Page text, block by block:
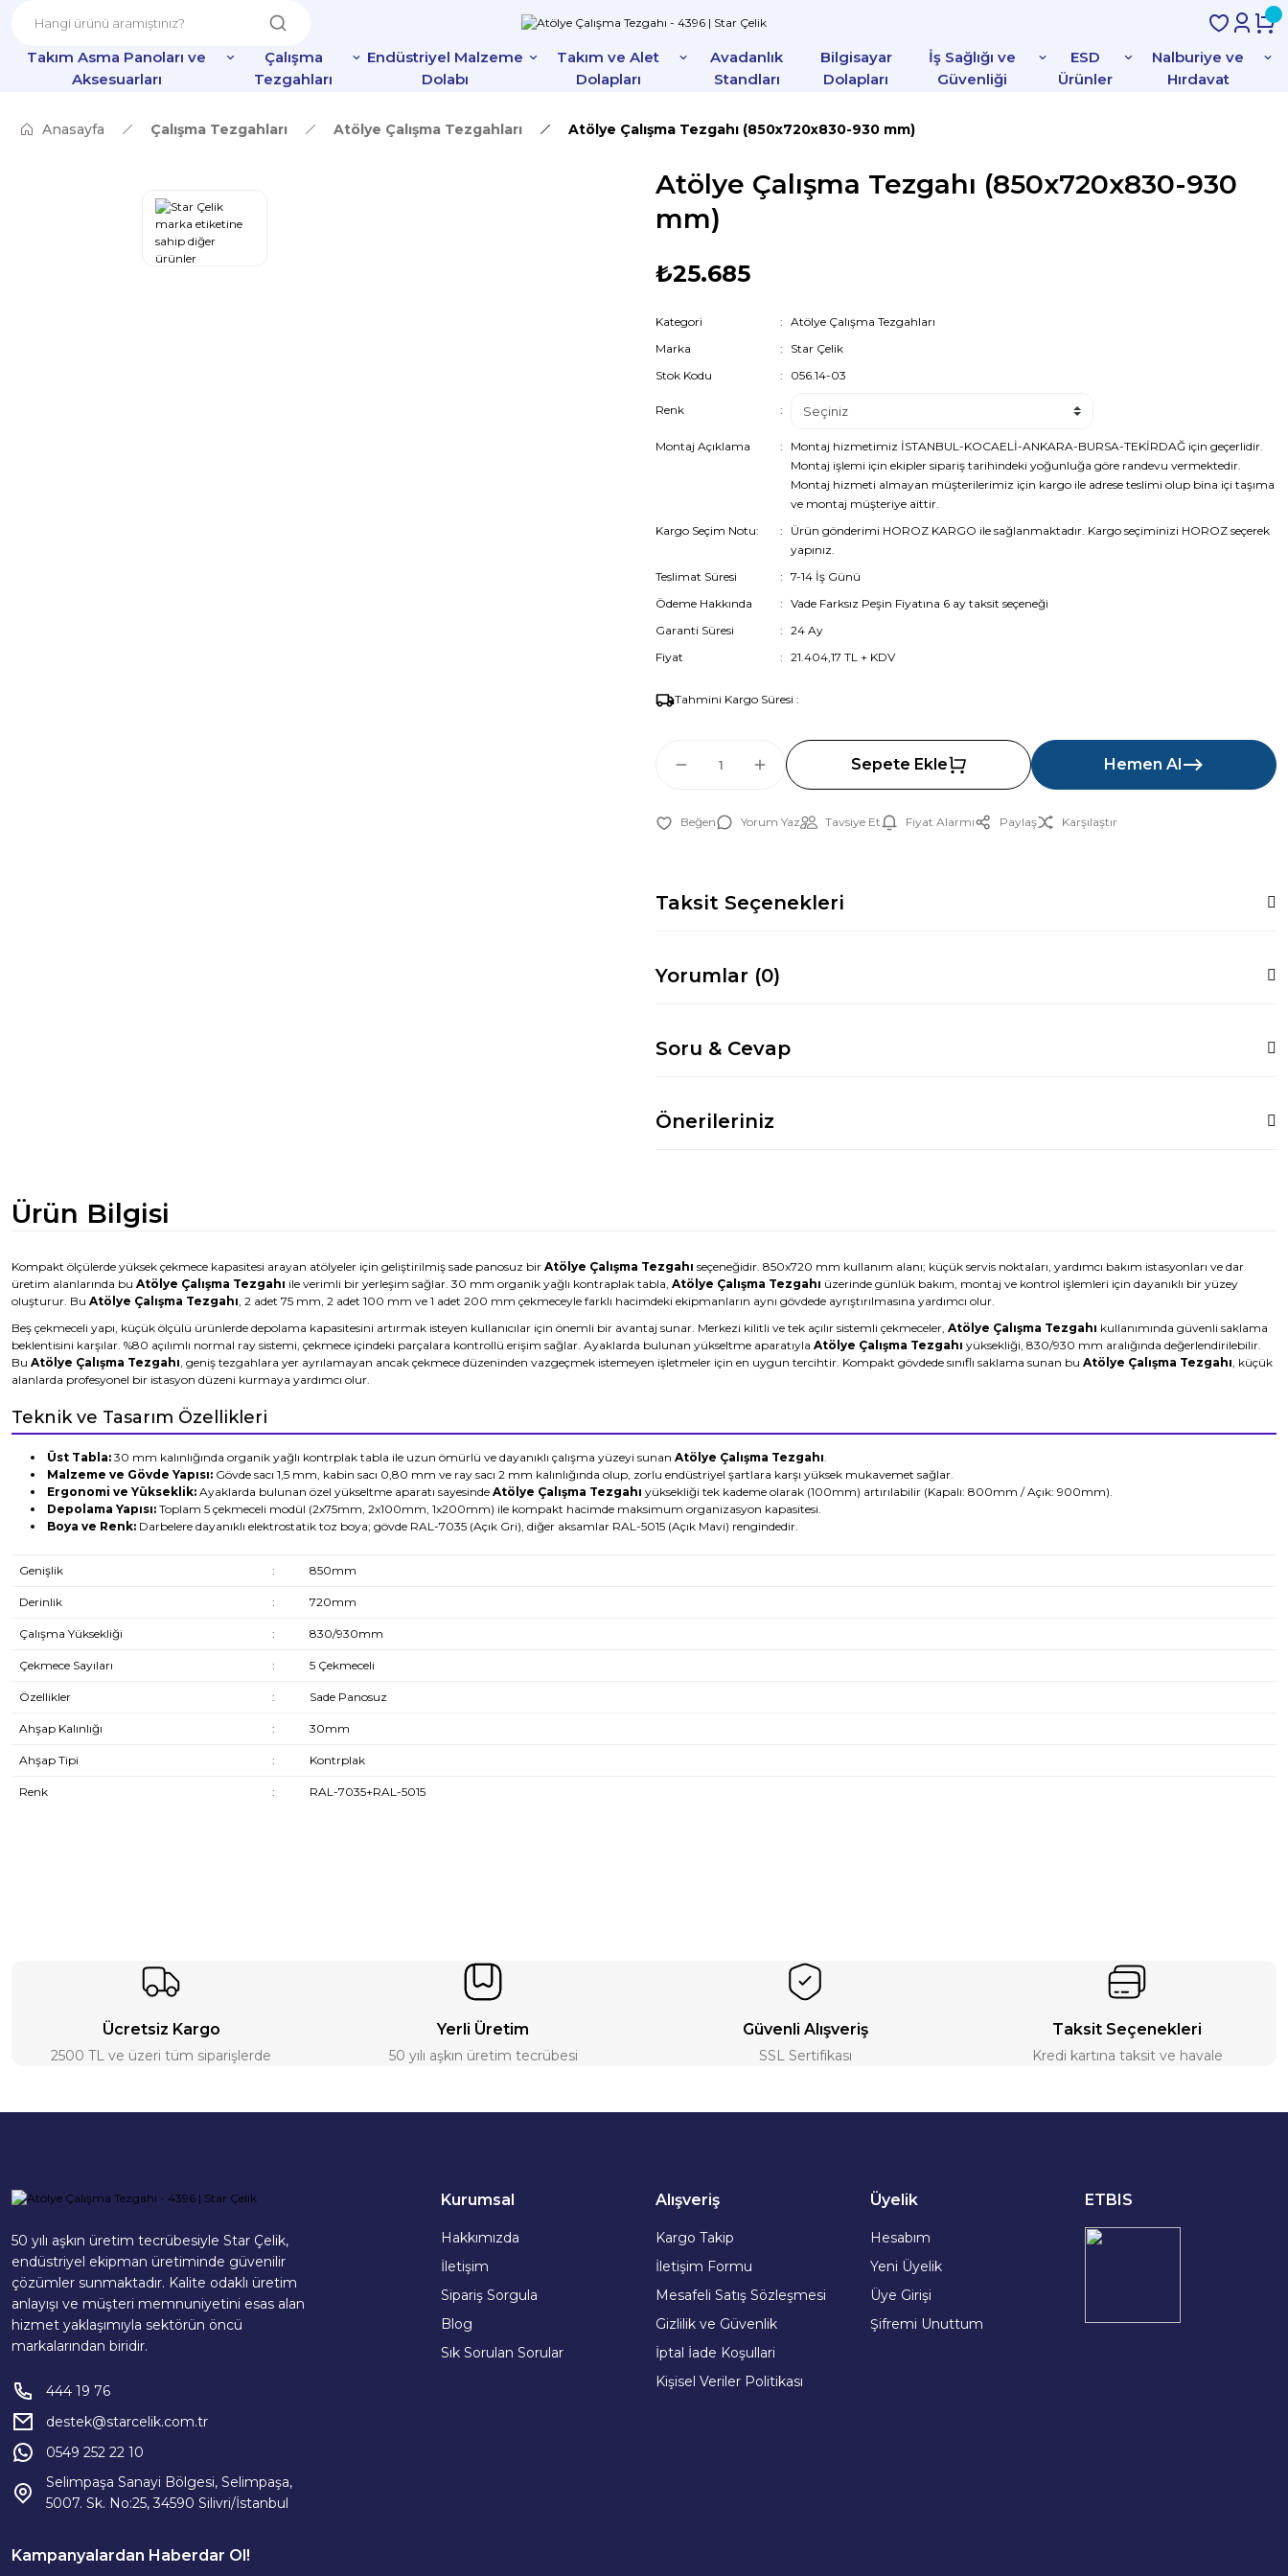
Takım Asma Panoları ve
Aksesuarları
Çalışma
Tezgahları
Endüstriyel Malzeme
Dolabı
Takım ve Alet
Dolapları
Avadanlık
Standları
Bilgisayar
Dolapları
İş Sağlığı ve
Güvenliği
ESD
Ürünler
Nalburiye ve
Hırdavat
Anasayfa Çalışma Tezgahları Atölye Çalışma Tezgahları Atölye Çalışma Tezgahı (850x720x830-930 mm)
Atölye Çalışma Tezgahı (850x720x830-930
mm)
₺25.685
Kategori
Atölye Çalışma Tezgahları
Marka
Star Çelik
Stok Kodu
056.14-03
Renk
Montaj Açıklama
Montaj hizmetimiz İSTANBUL-KOCAELİ-ANKARA-BURSA-TEKİRDAĞ için geçerlidir.
Montaj işlemi için ekipler sipariş tarihindeki yoğunluğa göre randevu vermektedir.
Montaj hizmeti almayan müşterilerimiz için kargo ile adrese teslimi olup bina içi taşıma
ve montaj müşteriye aittir.
Kargo Seçim Notu:
Ürün gönderimi HOROZ KARGO ile sağlanmaktadır. Kargo seçiminizi HOROZ seçerek
yapınız.
Teslimat Süresi
7-14 İş Günü
Ödeme Hakkında
Vade Farksız Peşin Fiyatına 6 ay taksit seçeneği
Garanti Süresi
24 Ay
Fiyat
21.404,17 TL + KDV
Tahmini Kargo Süresi :
Sepete Ekle Hemen Al
Yorum Yaz Tavsiye Et Fiyat Alarmı Paylaş Karşılaştır
Taksit Seçenekleri
Yorumlar (0)
Soru & Cevap
Önerileriniz
Ürün Bilgisi
Kompakt ölçülerde yüksek çekmece kapasitesi arayan atölyeler için geliştirilmiş sade panosuz bir Atölye Çalışma Tezgahı seçeneğidir. 850x720 mm kullanım alanı; küçük servis noktaları, yardımcı bakım istasyonları ve dar
üretim alanlarında bu Atölye Çalışma Tezgahı ile verimli bir yerleşim sağlar. 30 mm organik yağlı kontraplak tabla, Atölye Çalışma Tezgahı üzerinde günlük bakım, montaj ve kontrol işlemleri için dayanıklı bir yüzey
oluşturur. Bu Atölye Çalışma Tezgahı, 2 adet 75 mm, 2 adet 100 mm ve 1 adet 200 mm çekmeceyle farklı hacimdeki ekipmanların aynı gövdede ayrıştırılmasına yardımcı olur.
Beş çekmeceli yapı, küçük ölçülü ürünlerde depolama kapasitesini artırmak isteyen kullanıcılar için önemli bir avantaj sunar. Merkezi kilitli ve tek açılır sistemli çekmeceler, Atölye Çalışma Tezgahı kullanımında güvenli saklama
beklentisini karşılar. %80 açılımlı normal ray sistemi, çekmece içindeki parçalara kontrollü erişim sağlar. Ayaklarda bulunan yükseltme aparatıyla Atölye Çalışma Tezgahı yüksekliği, 830/930 mm aralığında değerlendirilebilir.
Bu Atölye Çalışma Tezgahı, geniş tezgahlara yer ayrılamayan ancak çekmece düzeninden vazgeçmek istemeyen işletmeler için en uygun tercihtir. Kompakt gövdede sınıflı saklama sunan bu Atölye Çalışma Tezgahı, küçük
alanlarda profesyonel bir istasyon düzeni kurmaya yardımcı olur.
Teknik ve Tasarım Özellikleri
Üst Tabla: 30 mm kalınlığında organik yağlı kontrplak tabla ile uzun ömürlü ve dayanıklı çalışma yüzeyi sunan Atölye Çalışma Tezgahı.
Malzeme ve Gövde Yapısı: Gövde sacı 1,5 mm, kabin sacı 0,80 mm ve ray sacı 2 mm kalınlığında olup, zorlu endüstriyel şartlara karşı yüksek mukavemet sağlar.
Ergonomi ve Yükseklik: Ayaklarda bulunan özel yükseltme aparatı sayesinde Atölye Çalışma Tezgahı yüksekliği tek kademe olarak (100mm) artırılabilir (Kapalı: 800mm / Açık: 900mm).
Depolama Yapısı: Toplam 5 çekmeceli modül (2x75mm, 2x100mm, 1x200mm) ile kompakt hacimde maksimum organizasyon kapasitesi.
Boya ve Renk: Darbelere dayanıklı elektrostatik toz boya; gövde RAL-7035 (Açık Gri), diğer aksamlar RAL-5015 (Açık Mavi) rengindedir.
Genişlik : 850mm
Derinlik : 720mm
Çalışma Yüksekliği : 830/930mm
Çekmece Sayıları : 5 Çekmeceli
Özellikler : Sade Panosuz
Ahşap Kalınlığı : 30mm
Ahşap Tipi : Kontrplak
Renk : RAL-7035+RAL-5015
Ücretsiz Kargo
2500 TL ve üzeri tüm siparişlerde
Yerli Üretim
50 yılı aşkın üretim tecrübesi
Güvenli Alışveriş
SSL Sertifikası
Taksit Seçenekleri
Kredi kartına taksit ve havale
50 yılı aşkın üretim tecrübesiyle Star Çelik,
endüstriyel ekipman üretiminde güvenilir
çözümler sunmaktadır. Kalite odaklı üretim
anlayışı ve müşteri memnuniyetini esas alan
hizmet yaklaşımıyla sektörün öncü
markalarından biridir.
444 19 76
destek@starcelik.com.tr
0549 252 22 10
Selimpaşa Sanayi Bölgesi, Selimpaşa,
5007. Sk. No:25, 34590 Silivri/İstanbul
Kurumsal
Hakkımızda
İletişim
Sipariş Sorgula
Blog
Sık Sorulan Sorular
Alışveriş
Kargo Takip
İletişim Formu
Mesafeli Satış Sözleşmesi
Gizlilik ve Güvenlik
İptal İade Koşullari
Kişisel Veriler Politikası
Üyelik
Hesabım
Yeni Üyelik
Üye Girişi
Şifremi Unuttum
ETBIS
Kampanyalardan Haberdar Ol!